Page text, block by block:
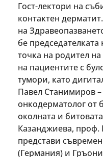
Гост-лектори на
контактен
на
бе
точка на родител
на пациентите с
тумори, като
Павел Станимиров
онкодерматолог от
околната и
Казанджиева, проф.
представи
(Германия) и